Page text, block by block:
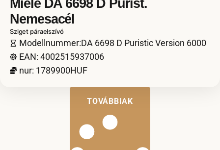
Miele DA 6698 D Purist.
Nemesacél
Sziget páraelszívó
Modellnummer:DA 6698 D Puristic Version 6000
EAN: 4002515937006
nur: 1789900HUF
TOVÁBBIAK